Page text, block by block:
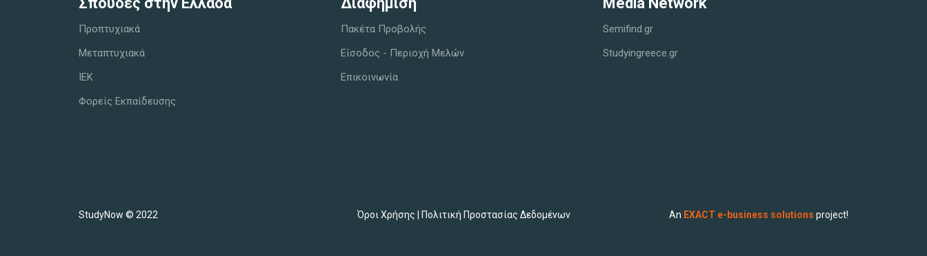
Προπτυχιακά
Μεταπτυχιακά
IEK
Φορείς Εκπαίδευσης
Πακέτα Προβολής
Είσοδος - Περιοχή Μελών
Επικοινωνία
Semifind.gr
Studyingreece.gr
Όροι Χρήσης | Πολιτική Προστασίας Δεδομένων
StudyNow © 2022 An EXACT e-business solutions project!